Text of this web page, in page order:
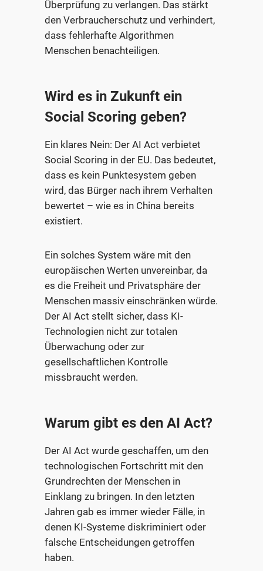
Überprüfung zu verlangen. Das stärkt
den Verbraucherschutz und verhindert,
dass fehlerhafte Algorithmen
Menschen benachteiligen.
Wird es in Zukunft ein
Social Scoring geben?
Ein klares Nein: Der AI Act verbietet
Social Scoring in der EU. Das bedeutet,
dass es kein Punktesystem geben
wird, das Bürger nach ihrem Verhalten
bewertet – wie es in China bereits
existiert.
Ein solches System wäre mit den
europäischen Werten unvereinbar, da
es die Freiheit und Privatsphäre der
Menschen massiv einschränken würde.
Der AI Act stellt sicher, dass KI-
Technologien nicht zur totalen
Überwachung oder zur
gesellschaftlichen Kontrolle
missbraucht werden.
Warum gibt es den AI Act?
Der AI Act wurde geschaffen, um den
technologischen Fortschritt mit den
Grundrechten der Menschen in
Einklang zu bringen. In den letzten
Jahren gab es immer wieder Fälle, in
denen KI-Systeme diskriminiert oder
falsche Entscheidungen getroffen
haben.